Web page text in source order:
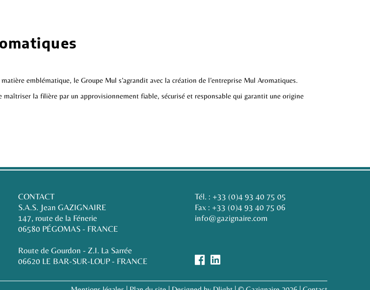
emblématique, le Groupe Mul s’agrandit avec la création de l’entreprise Mul Aromatiques.
la filière par un approvisionnement fiable, sécurisé et responsable qui garantit une origine
CONTACT
S.A.S. Jean GAZIGNAIRE
147, route de la Fénerie
06580 PÉGOMAS - FRANCE
Route de Gourdon - Z.I. La Sarrée
06620 LE BAR-SUR-LOUP - FRANCE
Tél. : +33 (0)4 93 40 75 05
Fax : +33 (0)4 93 40 75 06
info@gazignaire.com